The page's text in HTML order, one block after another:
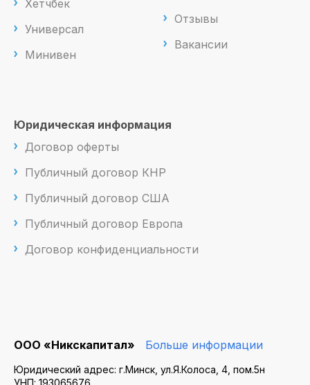
Хетчбек
Универсал
Минивен
Отзывы
Вакансии
Юридическая информация
Договор оферты
Публичный договор КНР
Публичный договор США
Публичный договор Европа
Договор конфиденциальности
ООО «Никскапитал» Больше информации
Юридический адрес: г.Минск, ул.Я.Колоса, 4, пом.5н
УНП: 193065676